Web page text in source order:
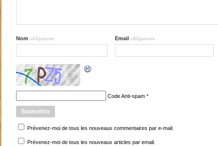
Nom obligatoire Email obligatoire
Code Anti-spam*
Prévenez-moi de tous les nouveaux commentaires par e-mail.
Prévenez-moi de tous les nouveaux articles par email.